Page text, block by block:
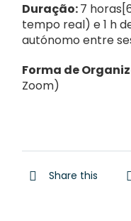
Duração:7
tempo real) e 1 h
autónomo entre
Forma de
Zoom)
Share this